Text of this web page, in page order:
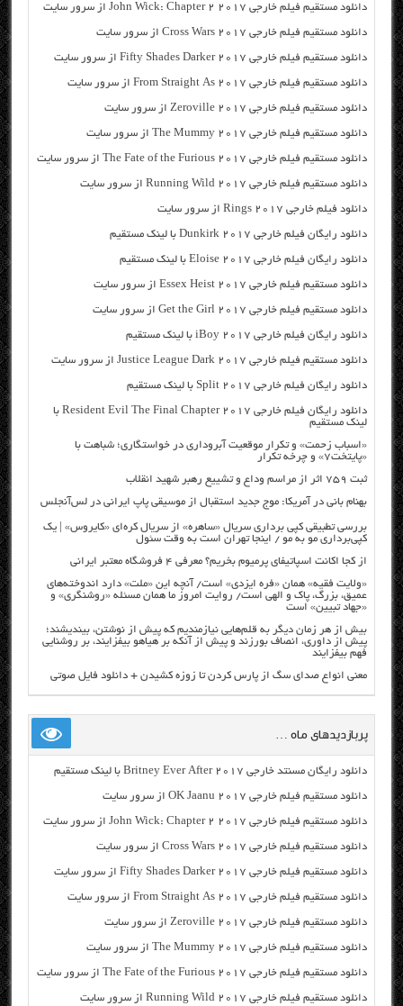
دانلود مستقیم فیلم خارجی John Wick: Chapter 2 2017 از سرور سایت
دانلود مستقیم فیلم خارجی Cross Wars 2017 از سرور سایت
دانلود مستقیم فیلم خارجی Fifty Shades Darker 2017 از سرور سایت
دانلود مستقیم فیلم خارجی From Straight As 2017 از سرور سایت
دانلود مستقیم فیلم خارجی Zeroville 2017 از سرور سایت
دانلود مستقیم فیلم خارجی The Mummy 2017 از سرور سایت
دانلود مستقیم فیلم خارجی The Fate of the Furious 2017 از سرور سایت
دانلود مستقیم فیلم خارجی Running Wild 2017 از سرور سایت
دانلود فیلم خارجی Rings 2017 از سرور سایت
دانلود رایگان فیلم خارجی Dunkirk 2017 با لینک مستقیم
دانلود رایگان فیلم خارجی Eloise 2017 با لینک مستقیم
دانلود مستقیم فیلم خارجی Essex Heist 2017 از سرور سایت
دانلود مستقیم فیلم خارجی Get the Girl 2017 از سرور سایت
دانلود رایگان فیلم خارجی iBoy 2017 با لینک مستقیم
دانلود مستقیم فیلم خارجی Justice League Dark 2017 از سرور سایت
دانلود رایگان فیلم خارجی Split 2017 با لینک مستقیم
دانلود رایگان فیلم خارجی Resident Evil The Final Chapter 2017 با
لینک مستقیم
«اسباب زحمت» و تکرار موقعیت آبروداری در خواستگاری؛ شباهت با
«پایتخت۷» و چرخه تکرار
ثبت ۷۵۹ اثر از مراسم وداع و تشییع رهبر شهید انقلاب
بهنام بانی در آمریکا: موج جدید استقبال از موسیقی پاپ ایرانی در لس‌آنجلس
بررسی تطبیقی کپی برداری سریال «ساهره» از سریال کره‌ای «کایروس» | یک
کپی‌برداری مو به مو / اینجا تهران است به وقت سئول
از کجا اکانت اسپاتیفای پرمیوم بخریم؟ معرفی ۴ فروشگاه معتبر ایرانی
«ولایت فقیه» همان «فره ایزدی» است/ آنچه این «ملت» دارد اندوخته‌های
عمیق، بزرگ، پاک و الهی است/ روایت امروز ما همان مسئله «روشنگری» و
«جهاد تبیین» است
بیش از هر زمان دیگر به قلم‌هایی نیازمندیم که پیش از نوشتن، بیندیشند؛
پیش از داوری، انصاف بورزند و پیش از آنکه بر هیاهو بیفزایند، بر روشنایی
فهم بیفزایند
معنی انواع صدای سگ از پارس کردن تا زوزه کشیدن + دانلود فایل صوتی
پربازدیدهای ماه …
دانلود رایگان مسنتد خارجی Britney Ever After 2017 با لینک مستقیم
دانلود مستقیم فیلم خارجی OK Jaanu 2017 از سرور سایت
دانلود مستقیم فیلم خارجی John Wick: Chapter 2 2017 از سرور سایت
دانلود مستقیم فیلم خارجی Cross Wars 2017 از سرور سایت
دانلود مستقیم فیلم خارجی Fifty Shades Darker 2017 از سرور سایت
دانلود مستقیم فیلم خارجی From Straight As 2017 از سرور سایت
دانلود مستقیم فیلم خارجی Zeroville 2017 از سرور سایت
دانلود مستقیم فیلم خارجی The Mummy 2017 از سرور سایت
دانلود مستقیم فیلم خارجی The Fate of the Furious 2017 از سرور سایت
دانلود مستقیم فیلم خارجی Running Wild 2017 از سرور سایت